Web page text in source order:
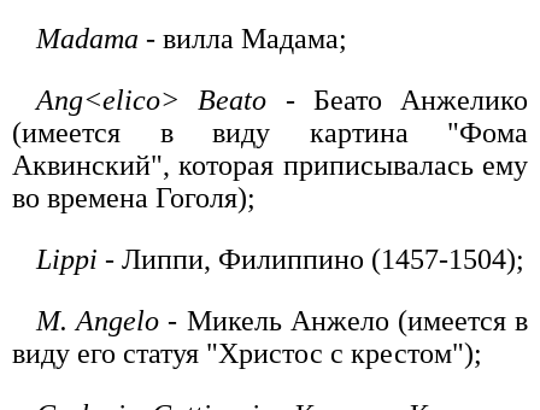
Madama - вилла Мадама;
Ang<elico> Beato - Беато Анжелико
(имеется в виду картина "Фома
Аквинский", которая приписывалась ему
во времена Гоголя);
Lippi - Липпи, Филиппино (1457-1504);
M. Angelo - Микель Анжело (имеется в
виду его статуя "Христос с крестом");